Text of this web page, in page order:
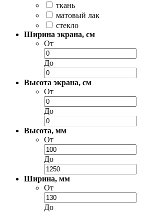
ткань
матовый лак
стекло
Ширина экрана, см
От
До
Высота экрана, см
От
До
Высота, мм
От
До
Ширина, мм
От
До